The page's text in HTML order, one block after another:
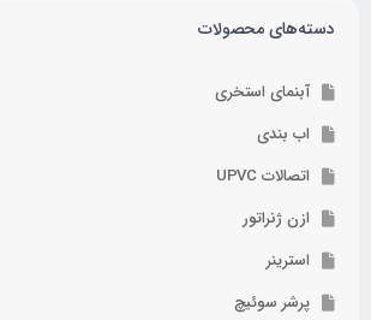
دسته‌های محصولات
آبنمای استخری
اب بندی
اتصالات UPVC
ازن ژنراتور
استرینر
پرشر سوئیچ